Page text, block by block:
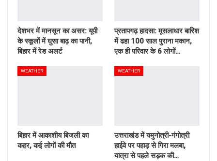
देशभर में मानसून का असर: यूपी
के स्कूलों में घुसा बाढ़ का पानी,
बिहार में रेड अलर्ट
प्रतापगढ़ हादसा: मूसलाधार बारिश
में ढहा 100 साल पुराना मकान,
एक ही परिवार के 6 लोगों…
WEATHER
बिहार में आकाशीय बिजली का
कहर, कई लोगों की मौत
WEATHER
उत्तराखंड में यमुनोत्री-गंगोत्री
हाईवे पर पहाड़ से गिरा मलबा,
यात्रा से पहले सड़क की…